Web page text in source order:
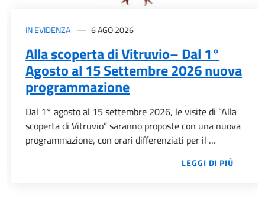
2006 – R.D. 1775/1933 – L.R. 5/2006. EMERGENZA
IN EVIDENZA 6 AGO 2026
Alla scoperta di Vitruvio– Dal 1°
Agosto al 15 Settembre 2026 nuova
programmazione
Dal 1° agosto al 15 settembre 2026, le visite di “Alla
scoperta di Vitruvio” saranno proposte con una nuova
programmazione, con orari differenziati per il …
LEGGI DI PIÙDAL 1°